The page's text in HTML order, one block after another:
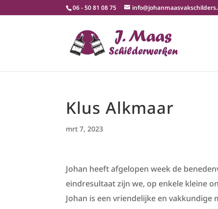
06 - 50 81 08 75
Klus Alkmaar
mrt 7, 2023
Johan heeft afgelopen week de
eindresultaat zijn we, op enkele kleine
Johan is een vriendelijke en